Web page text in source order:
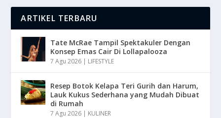
ARTIKEL TERBARU
Tate McRae Tampil Spektakuler Dengan
Konsep Emas Cair Di Lollapalooza
7 Agu 2026 | LIFESTYLE
Resep Botok Kelapa Teri Gurih dan Harum,
Lauk Kukus Sederhana yang Mudah Dibuat
di Rumah
7 Agu 2026 | KULINER